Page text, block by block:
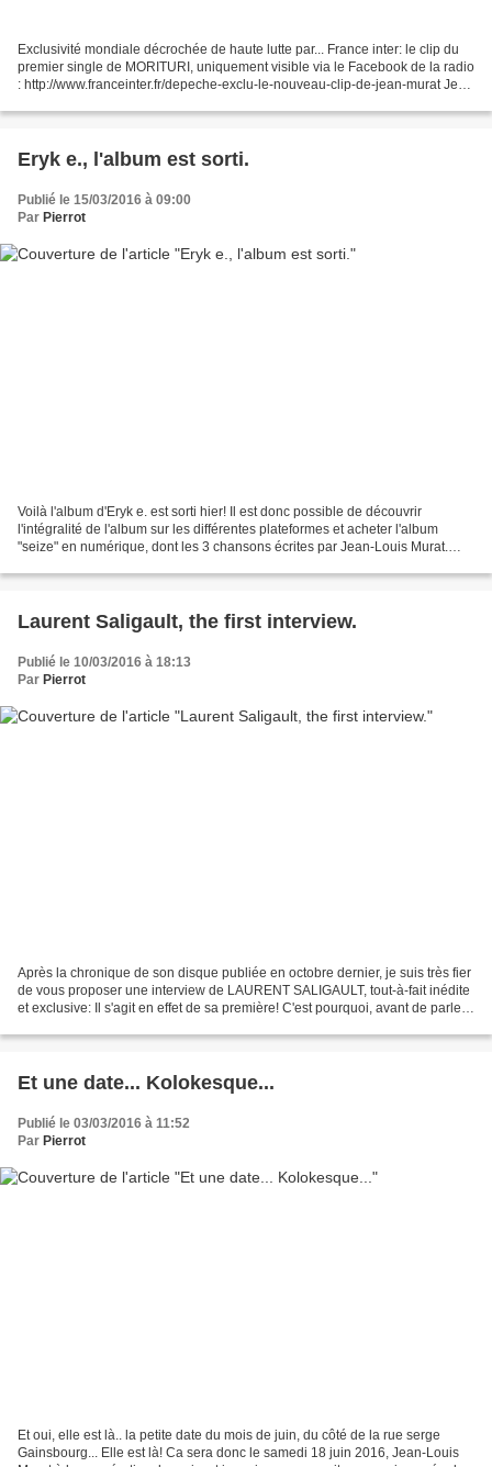
Exclusivité mondiale décrochée de haute lutte par... France inter: le clip du
premier single de MORITURI, uniquement visible via le Facebook de la radio
: http://www.franceinter.fr/depeche-exclu-le-nouveau-clip-de-jean-murat Je
Eryk e., l'album est sorti.
Publié le 15/03/2016 à 09:00
Par Pierrot
Voilà l'album d'Eryk e. est sorti hier! Il est donc possible de découvrir
l'intégralité de l'album sur les différentes plateformes et acheter l'album
"seize" en numérique, dont les 3 chansons écrites par Jean-Louis Murat.
Laurent Saligault, the first interview.
Publié le 10/03/2016 à 18:13
Par Pierrot
Après la chronique de son disque publiée en octobre dernier, je suis très fier
de vous proposer une interview de LAURENT SALIGAULT, tout-à-fait inédite
et exclusive: Il s'agit en effet de sa première! C'est pourquoi, avant de parler
Et une date... Kolokesque...
Publié le 03/03/2016 à 11:52
Par Pierrot
Et oui, elle est là.. la petite date du mois de juin, du côté de la rue serge
Gainsbourg... Elle est là! Ca sera donc le samedi 18 juin 2016, Jean-Louis